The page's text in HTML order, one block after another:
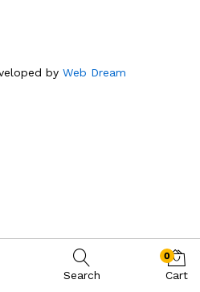
by Web Dream
Search
0
Cart